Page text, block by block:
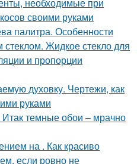
своими руками
палитра. Особенности
Жидкое стекло для
и пропорции
духовку. Чертежи, как
руками
темные обои – мрачно
на . Как красиво
если ровно не